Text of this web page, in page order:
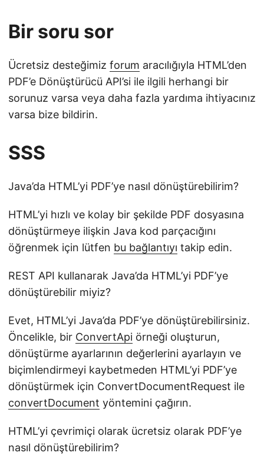
Bir soru sor
Ücretsiz desteğimiz forum aracılığıyla HTML’den
PDF’e Dönüştürücü API’si ile ilgili herhangi bir
sorunuz varsa veya daha fazla yardıma ihtiyacınız
varsa bize bildirin.
SSS
Java’da HTML’yi PDF’ye nasıl dönüştürebilirim?
HTML’yi hızlı ve kolay bir şekilde PDF dosyasına
dönüştürmeye ilişkin Java kod parçacığını
öğrenmek için lütfen bu bağlantıyı takip edin.
REST API kullanarak Java’da HTML’yi PDF’ye
dönüştürebilir miyiz?
Evet, HTML’yi Java’da PDF’ye dönüştürebilirsiniz.
Öncelikle, bir ConvertApi örneği oluşturun,
dönüştürme ayarlarının değerlerini ayarlayın ve
biçimlendirmeyi kaybetmeden HTML’yi PDF’ye
dönüştürmek için ConvertDocumentRequest ile
convertDocument yöntemini çağırın.
HTML’yi çevrimiçi olarak ücretsiz olarak PDF’ye
nasıl dönüştürebilirim?